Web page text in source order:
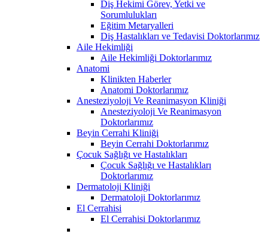
Diş Hekimi Görev, Yetki ve
Sorumlulukları
Eğitim Metaryalleri
Diş Hastalıkları ve Tedavisi Doktorlarımız
Aile Hekimliği
Aile Hekimliği Doktorlarımız
Anatomi
Klinikten Haberler
Anatomi Doktorlarımız
Anesteziyoloji Ve Reanimasyon Kliniği
Anesteziyoloji Ve Reanimasyon
Doktorlarımız
Beyin Cerrahi Kliniği
Beyin Cerrahi Doktorlarımız
Çocuk Sağlığı ve Hastalıkları
Çocuk Sağlığı ve Hastalıkları
Doktorlarımız
Dermatoloji Kliniği
Dermatoloji Doktorlarımız
El Cerrahisi
El Cerrahisi Doktorlarımız